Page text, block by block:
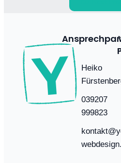
Heiko
039207
999823